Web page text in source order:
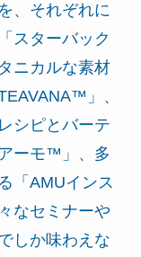
、それぞれに
スターバック
ニカルな素材
」、
シピとバーテ
ーモ™」、多
「AMUインス
なセミナーや
しか味わえな